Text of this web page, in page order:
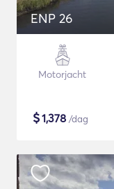
ENP 26
Motorjacht
$1,378 /dag